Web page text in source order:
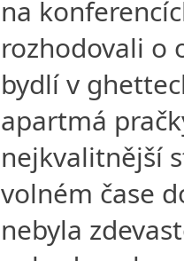
na
rozhodovali o
bydlí v
apartmá
nejkvalitnější
volném čase
nebyla